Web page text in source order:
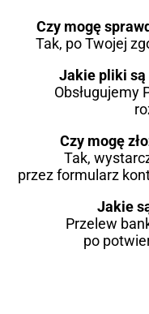
Czy mogę
Tak, po Twojej
Jakie pliki są
Obsługujemy
Czy mogę
Tak,
przez formularz
Jakie
Przelew
po